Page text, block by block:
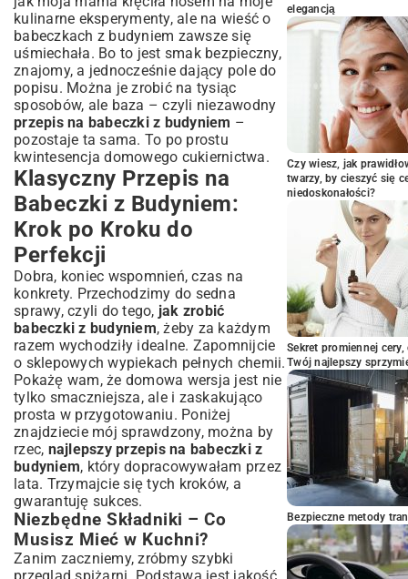
Sztuka Dekoracji Babeczek – Proste
Sposoby na Efekt Wow
Kremy i Polewy – Jakie Wybrać do
Babeczek z Budyniem?
Kreatywne Dodatki – Owoce, Posypki i Nie
Tylko
Często Zadawane Pytania – Rozwiąż
Problemy z Pieczeniem
Dlaczego babeczki z budyniem opadają po
upieczeniu?
Jak długo przechowywać babeczki i jak
zachować ich świeżość?
Podsumowanie: Twoja Droga do
Mistrzostwa w Pieczeniu Babeczek
kulinarne eksperymenty, ale na wieść o
babeczkach z budyniem zawsze się
uśmiechała. Bo to jest smak bezpieczny,
znajomy, a jednocześnie dający pole do
popisu. Można je zrobić na tysiąc
sposobów, ale baza – czyli niezawodny
przepis na babeczki z budyniem –
pozostaje ta sama. To po prostu
kwintesencja domowego cukiernictwa.
Klasyczny Przepis na
Babeczki z Budyniem:
Krok po Kroku do
Perfekcji
Dobra, koniec wspomnień, czas na
konkrety. Przechodzimy do sedna
sprawy, czyli do tego, jak zrobić
babeczki z budyniem, żeby za każdym
razem wychodziły idealne. Zapomnijcie
o sklepowych wypiekach pełnych chemii.
Pokażę wam, że domowa wersja jest nie
tylko smaczniejsza, ale i zaskakująco
prosta w przygotowaniu. Poniżej
znajdziecie mój sprawdzony, można by
rzec, najlepszy przepis na babeczki z
budyniem, który dopracowywałam przez
lata. Trzymajcie się tych kroków, a
gwarantuję sukces.
Niezbędne Składniki – Co
Musisz Mieć w Kuchni?
Zanim zaczniemy, zróbmy szybki
elegancją
Czy wiesz, jak
twarzy, by cieszyć się
niedoskonałości?
Sekret promiennej
Twój najlepszy
Bezpieczne metody